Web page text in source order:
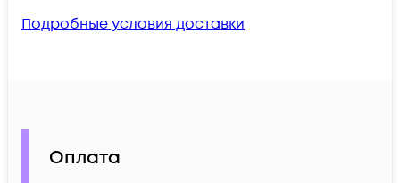
Подробные условия доставки
Оплата